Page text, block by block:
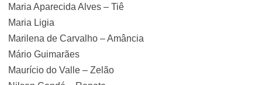
Maria Aparecida Alves – Tiê
Maria Ligia
Marilena de Carvalho – Amância
Mário Guimarães
Maurício do Valle – Zelão